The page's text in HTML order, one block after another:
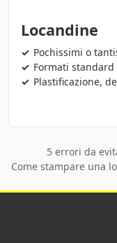
Locandine
Pochissimi o
Formati
Plastificazione,
5 errori da
Come stampare una